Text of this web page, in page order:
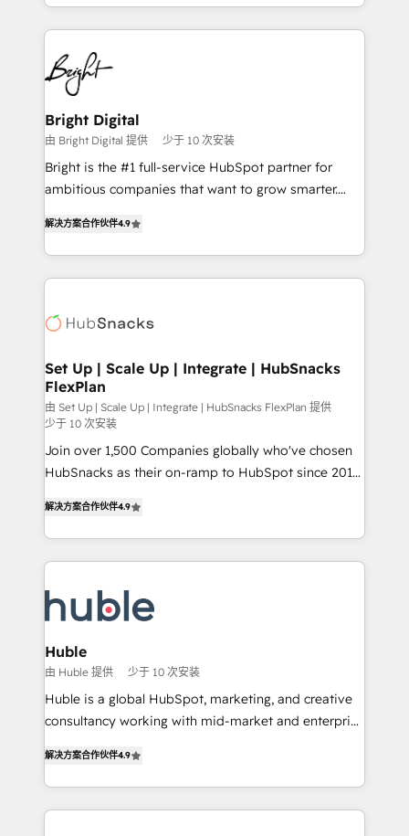
companies. We are woman-owned, powered by
coffee, and we ❤️ dogs. We produce award-winning
work for our clients. 🏆2023 Technical Expertise
Impact Award 🏆2022 Technical Expertise Impact
Award 🏆2022 Platform Migration Excellence Impact
Award 🏆2020 Elite Solutions Partner 🏆2019
Integrations HubSpot Impact Award 🏆2019
Marketing Enablement HubSpot Impact Award 🏆
2018 Website Design HubSpot Impact Award 🏆2017
Growth-Driven Design Agency of the Year 🏆2016
Sales Enablement HubSpot Impact Award 🏆2015
HubSpot COS Performance Award 🏆2014 HubSpot
COS Design Award 🏆2013 HubSpot Marketplace
Partner 📆Founded in 1997
Bright Digital
由 Bright Digital 提供 少于 10 次安装
Bright is the #1 full-service HubSpot partner for
ambitious companies that want to grow smarter.
developing a new website to lead generation and
digital marketing; we do it all (and with great
results)! In short, our services include: - HubSpot
HubSpot development: websites, custom modules,
marketing, advertising, campaigns, content and
design We connect people, data and technology to
improve customer experiences. With our bright
people, exciting ideas and can-do mentality, we
ensure revenue growth on a daily basis. So tell us
your challenge; our passionate and growth driven
解决方案合作伙伴4.9
Set Up | Scale Up | Integrate | HubSnacks
FlexPlan
由 Set Up | Scale Up | Integrate | HubSnacks FlexPlan 提供
少于 10 次安装
Join over 1,500 Companies globally who've chosen
HubSnacks as their on-ramp to HubSpot since 2014
1️⃣ Set Up | Onboarding New or Check-fixing existing
HubSpot portals 2️⃣ Scale Up | 100% HubSpot Task
Execution... Global 24/7 ... All Experts 3️⃣ Integrate |
Slash months from your API Integration project... ⬅️
Click "Contact Business" ⬅️ to access 150+ Kickstart
Integration templates that put HubSpot in the center
of your tech stack, syncing... 🛍️ Shopify or
WooCommerce 💲 Stripe or Paypal 💰 Sage or
Netsuite 🤖 Google or Microsoft ✍️ DocuSign or
the rare Advanced "Custom Integrations"
Accreditation, securely sync data across... 🔄 any
解决方案合作伙伴4.9
Huble
由 Huble 提供 少于 10 次安装
Huble is a global HubSpot, marketing, and creative
consultancy working with mid-market and enterprise
the strategy, processes, and teams that turn
HubSpot into a genuine growth engine. Named
HubSpot's Global Partner of the Year in 2024,
解决方案合作伙伴4.9